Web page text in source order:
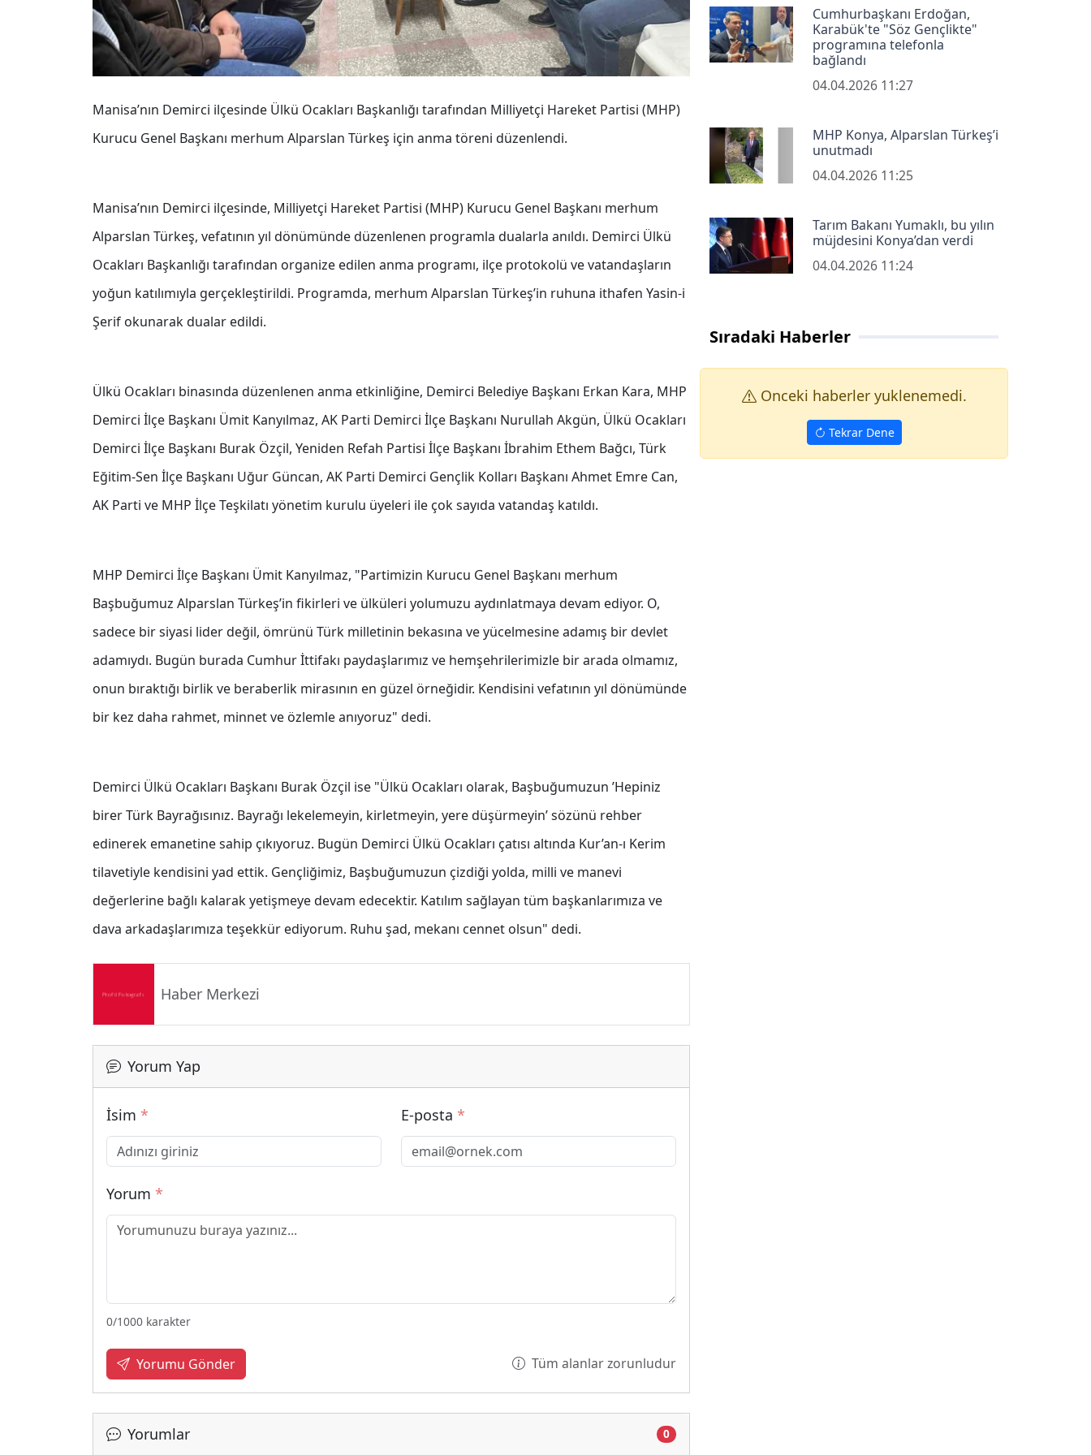
Manisa’nın Demirci ilçesinde Ülkü Ocakları Başkanlığı tarafından Milliyetçi Hareket Partisi (MHP)
Kurucu Genel Başkanı merhum Alparslan Türkeş için anma töreni düzenlendi.
Manisa’nın Demirci ilçesinde, Milliyetçi Hareket Partisi (MHP) Kurucu Genel Başkanı merhum
Alparslan Türkeş, vefatının yıl dönümünde düzenlenen programla dualarla anıldı. Demirci Ülkü
Ocakları Başkanlığı tarafından organize edilen anma programı, ilçe protokolü ve vatandaşların
yoğun katılımıyla gerçekleştirildi. Programda, merhum Alparslan Türkeş’in ruhuna ithafen Yasin-i
Şerif okunarak dualar edildi.
Ülkü Ocakları binasında düzenlenen anma etkinliğine, Demirci Belediye Başkanı Erkan Kara, MHP
Demirci İlçe Başkanı Ümit Kanyılmaz, AK Parti Demirci İlçe Başkanı Nurullah Akgün, Ülkü Ocakları
Demirci İlçe Başkanı Burak Özçil, Yeniden Refah Partisi İlçe Başkanı İbrahim Ethem Bağcı, Türk
Eğitim-Sen İlçe Başkanı Uğur Güncan, AK Parti Demirci Gençlik Kolları Başkanı Ahmet Emre Can,
AK Parti ve MHP İlçe Teşkilatı yönetim kurulu üyeleri ile çok sayıda vatandaş katıldı.
MHP Demirci İlçe Başkanı Ümit Kanyılmaz, "Partimizin Kurucu Genel Başkanı merhum
Başbuğumuz Alparslan Türkeş’in fikirleri ve ülküleri yolumuzu aydınlatmaya devam ediyor. O,
sadece bir siyasi lider değil, ömrünü Türk milletinin bekasına ve yücelmesine adamış bir devlet
adamıydı. Bugün burada Cumhur İttifakı paydaşlarımız ve hemşehrilerimizle bir arada olmamız,
onun bıraktığı birlik ve beraberlik mirasının en güzel örneğidir. Kendisini vefatının yıl dönümünde
bir kez daha rahmet, minnet ve özlemle anıyoruz" dedi.
Demirci Ülkü Ocakları Başkanı Burak Özçil ise "Ülkü Ocakları olarak, Başbuğumuzun ’Hepiniz
birer Türk Bayrağısınız. Bayrağı lekelemeyin, kirletmeyin, yere düşürmeyin’ sözünü rehber
edinerek emanetine sahip çıkıyoruz. Bugün Demirci Ülkü Ocakları çatısı altında Kur’an-ı Kerim
tilavetiyle kendisini yad ettik. Gençliğimiz, Başbuğumuzun çizdiği yolda, milli ve manevi
değerlerine bağlı kalarak yetişmeye devam edecektir. Katılım sağlayan tüm başkanlarımıza ve
dava arkadaşlarımıza teşekkür ediyorum. Ruhu şad, mekanı cennet olsun" dedi.
Haber Merkezi
Yorum Yap
İsim * E-posta *
Yorum *
0/1000 karakter
Yorumu Gönder Tüm alanlar zorunludur
Yorumlar 0
Cumhurbaşkanı Erdoğan,
Karabük'te "Söz Gençlikte"
programına telefonla
bağlandı
04.04.2026 11:27
MHP Konya, Alparslan Türkeş’i
unutmadı
04.04.2026 11:25
Tarım Bakanı Yumaklı, bu yılın
müjdesini Konya’dan verdi
04.04.2026 11:24
Sıradaki Haberler
Onceki haberler yuklenemedi.
Tekrar Dene